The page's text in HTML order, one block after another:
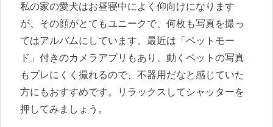
私の家の愛犬はお昼寝中によく仰向けになります
が、その顔がとてもユニークで、何枚も写真を撮っ
てはアルバムにしています。最近は「ペットモー
ド」付きのカメラアプリもあり、動くペットの写真
もブレにくく撮れるので、不器用だなと感じていた
方にもおすすめです。リラックスしてシャッターを
押してみましょう。